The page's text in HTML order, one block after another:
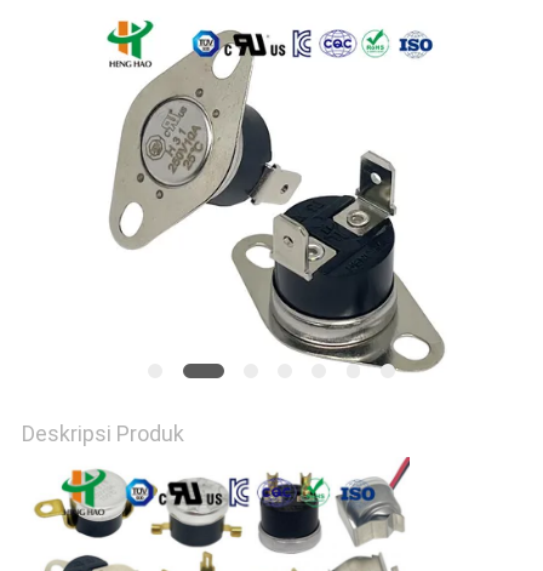
PRIVACY
Deskripsi Produk